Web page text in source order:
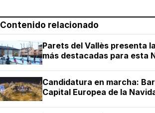
Contenido relacionado
Parets del Vallès presenta
más destacadas para esta
Candidatura en marcha:
Capital Europea de la